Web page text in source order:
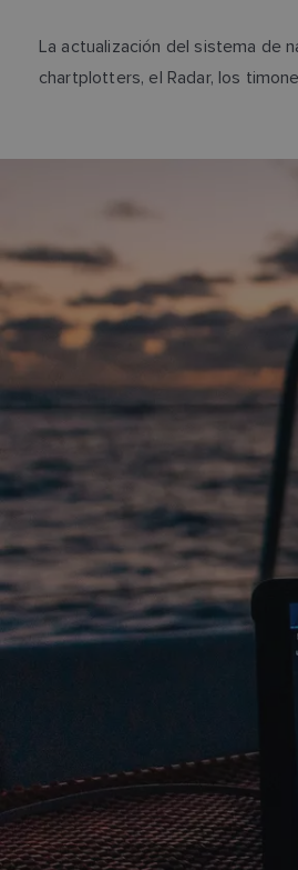
La actualización del sistema de
chartplotters, el Radar, los